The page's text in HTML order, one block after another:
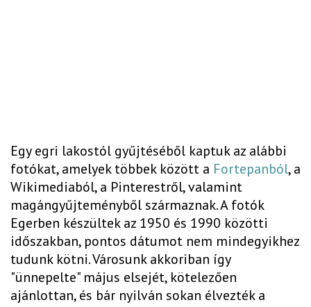
Egy egri lakostól gyűjtéséből kaptuk az alábbi
fotókat, amelyek többek között a Fortepanból, a
Wikimediaból, a Pinterestről, valamint
magángyűjteményből származnak. A fotók
Egerben készültek az 1950 és 1990 közötti
időszakban, pontos dátumot nem mindegyikhez
tudunk kötni. Városunk akkoriban így
"ünnepelte" május elsejét, kötelezően
ajánlottan, és bár nyilván sokan élvezték a